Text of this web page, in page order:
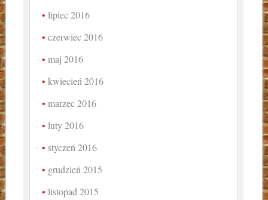
lipiec 2016
czerwiec 2016
maj 2016
kwiecień 2016
marzec 2016
luty 2016
styczeń 2016
grudzień 2015
listopad 2015